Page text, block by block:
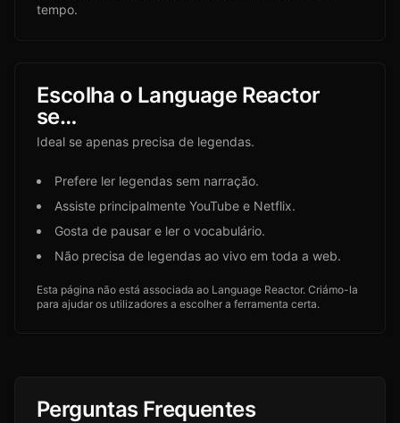
tempo.
Escolha o Language Reactor
se…
Ideal se apenas precisa de legendas.
Prefere ler legendas sem narração.
Assiste principalmente YouTube e Netflix.
Gosta de pausar e ler o vocabulário.
Não precisa de legendas ao vivo em toda a web.
Esta página não está associada ao Language Reactor. Criámo-la
para ajudar os utilizadores a escolher a ferramenta certa.
Perguntas Frequentes